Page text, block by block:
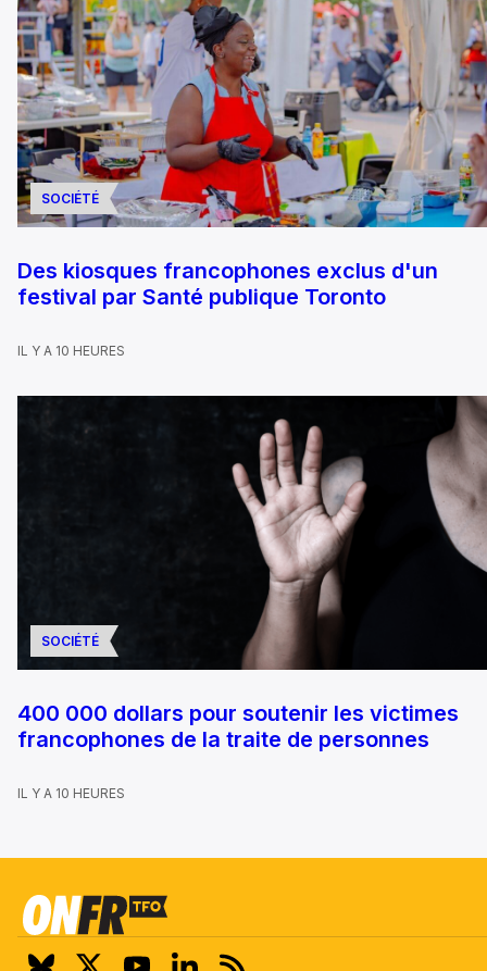
SOCIÉTÉ
Des kiosques francophones exclus d'un
festival par Santé publique Toronto
IL Y A 10 HEURES
SOCIÉTÉ
400 000 dollars pour soutenir les victimes
francophones de la traite de personnes
IL Y A 10 HEURES